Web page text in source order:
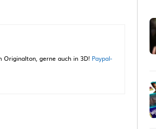
Originalton, gerne auch in 3D! Paypal-